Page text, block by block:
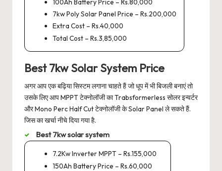
100Ah Battery Price – Rs.80,000
7kw Poly Solar Panel Price – Rs.200,000
Extra Cost – Rs.40,000
Total Cost – Rs.3,85,000
Best 7kw Solar System Price
अगर आप एक बढ़िया सिस्टम लगाना चाहते हैं जो धूप में भी बिजली बनाएं तो
उसके लिए आप MPPT टेक्नोलॉजी का Trabsformerless सोलर इन्वर्टर
और Mono Perc Half Cut टेक्नोलॉजी के Solar Panel ले सकते हैं.
जिस का खर्चा नीचे दिया गया है.
Best 7kw solar system
7.2Kw Inverter MPPT – Rs.155,000
150Ah Battery Price – Rs.60,000